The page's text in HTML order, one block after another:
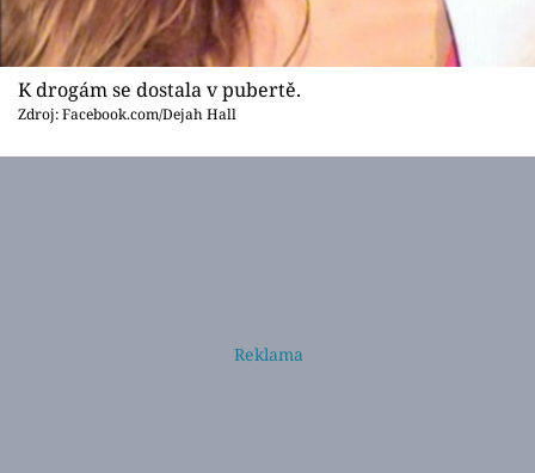
K drogám se dostala v pubertě.
Zdroj: Facebook.com/Dejah Hall